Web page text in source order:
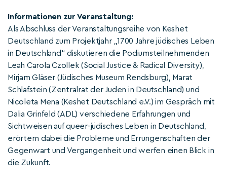
Informationen zur Veranstaltung:
Als Abschluss der Veranstaltungsreihe von Keshet
Deutschland zum Projektjahr „1700 Jahre jüdisches Leben
in Deutschland“ diskutieren die Podiumsteilnehmenden
Leah Carola Czollek (Social Justice & Radical Diversity),
Mirjam Gläser (Jüdisches Museum Rendsburg), Marat
Schlafstein (Zentralrat der Juden in Deutschland) und
Nicoleta Mena (Keshet Deutschland e.V.) im Gespräch mit
Dalia Grinfeld (ADL) verschiedene Erfahrungen und
Sichtweisen auf queer-jüdisches Leben in Deutschland,
erörtern dabei die Probleme und Errungenschaften der
Gegenwart und Vergangenheit und werfen einen Blick in
die Zukunft.